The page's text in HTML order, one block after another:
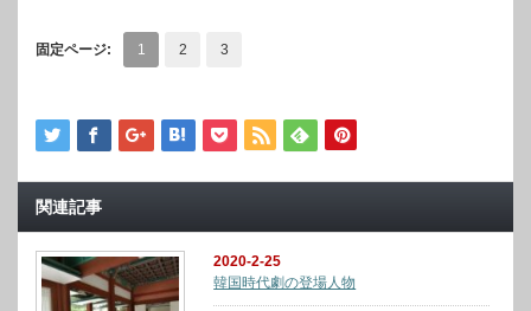
固定ページ: 1 2 3
関連記事
2020-2-25
韓国時代劇の登場人物